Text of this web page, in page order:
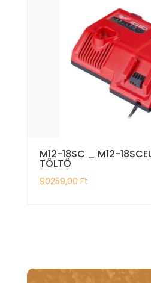
M12-18SC _ M12-
TÖLTŐ
90259,00 Ft